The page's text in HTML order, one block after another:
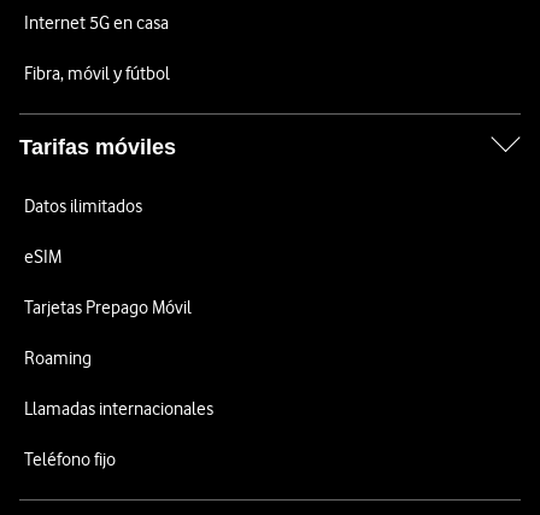
Internet 5G en casa
Fibra, móvil y fútbol
Tarifas móviles
Datos ilimitados
eSIM
Tarjetas Prepago Móvil
Roaming
Llamadas internacionales
Teléfono fijo